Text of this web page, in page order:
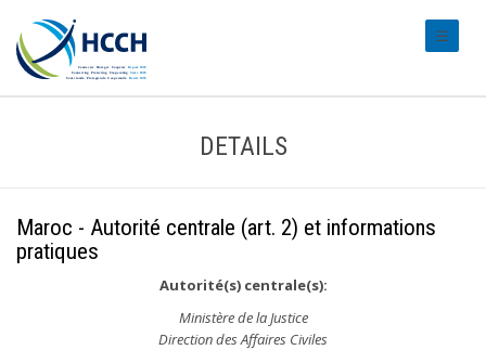
DETAILS
Maroc - Autorité centrale (art. 2) et informations
pratiques
Autorité(s) centrale(s):
Ministère de la Justice
Direction des Affaires Civiles